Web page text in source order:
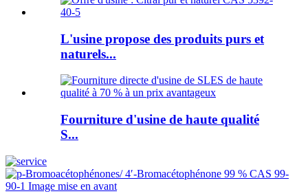
L'usine propose des produits purs et
naturels...
Fourniture d'usine de haute qualité
S...